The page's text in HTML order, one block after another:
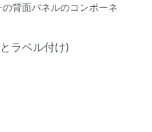
背面パネルのコンポーネ
とラベル付け)